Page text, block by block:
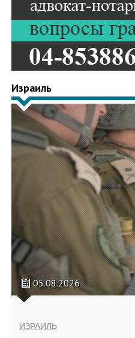
Израиль
05.08.2026
ИЗРАИЛЬ